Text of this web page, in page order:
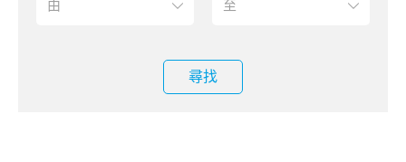
尋找